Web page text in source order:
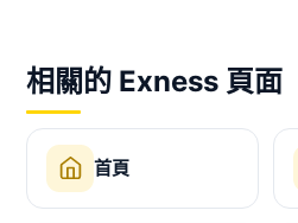
相關的 Exness 頁面
首頁